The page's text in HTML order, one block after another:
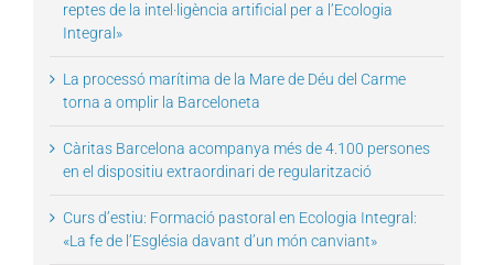
reptes de la intel·ligència artificial per a l’Ecologia
Integral»
La processó marítima de la Mare de Déu del Carme
torna a omplir la Barceloneta
Càritas Barcelona acompanya més de 4.100 persones
en el dispositiu extraordinari de regularització
Curs d’estiu: Formació pastoral en Ecologia Integral:
«La fe de l’Església davant d’un món canviant»